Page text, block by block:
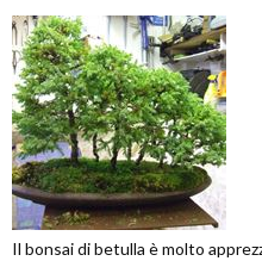
Il bonsai di betulla è molto